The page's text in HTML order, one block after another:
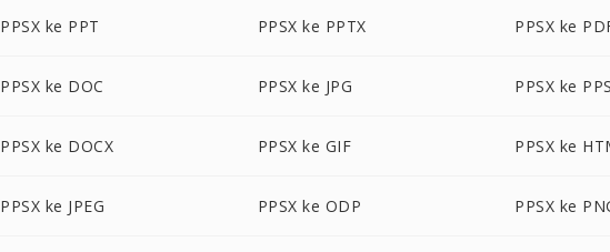
PPSX ke PPT PPSX ke PPTX PPSX ke
PPSX ke DOC PPSX ke JPG PPSX ke PPS
PPSX ke DOCX PPSX ke GIF PPSX ke
PPSX ke JPEG PPSX ke ODP PPSX ke